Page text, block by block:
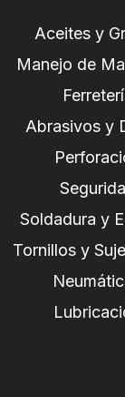
Aceites y
Manejo de
Abrasivos y
Soldadura y
Tornillos y